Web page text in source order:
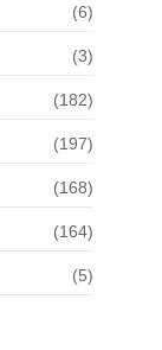
(6)
(3)
(182)
(197)
(168)
(164)
(5)